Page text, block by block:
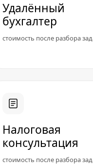
Удалённый
бухгалтер
стоимость после разбора
Налоговая
консультация
стоимость после разбора